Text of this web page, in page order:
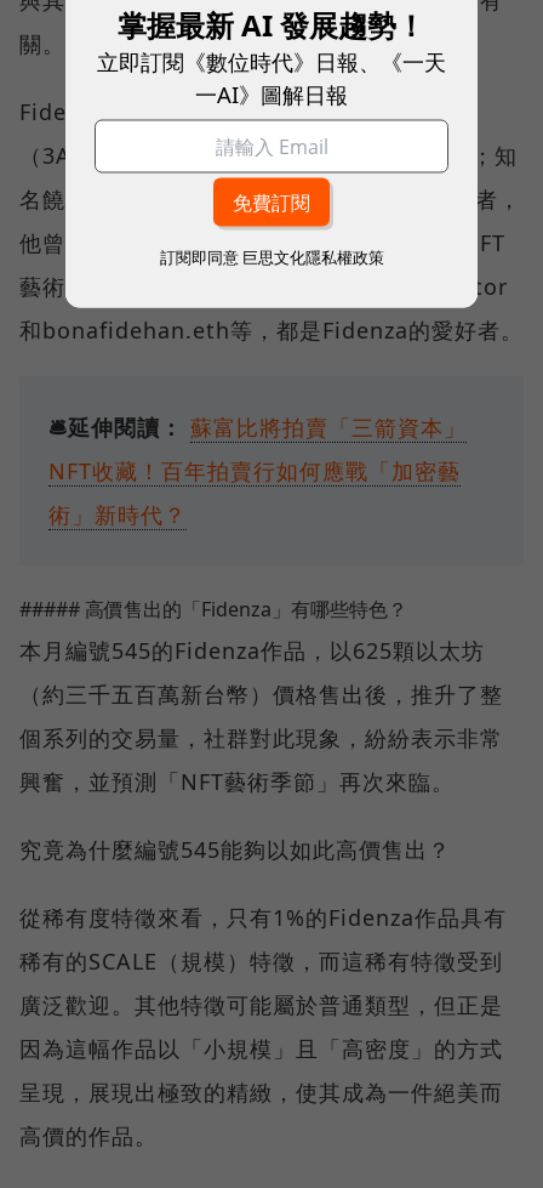
關。
Fidenza的收藏家包括去年被清算的三箭資本
（3AC），作品收藏中就有許多Fidenza作品；知
名饒舌歌手Snoop Dogg也是Fidenza的支持者，
他曾花費2.6億台幣購買Fidenza作品；許多NFT
藝術界的重要人物，如Punk6529、DCinvestor
和bonafidehan.eth等，都是Fidenza的愛好者。
🛎️延伸閱讀： 蘇富比將拍賣「三箭資本」
NFT收藏！百年拍賣行如何應戰「加密藝
術」新時代？
##### 高價售出的「Fidenza」有哪些特色？
本月編號545的Fidenza作品，以625顆以太坊
（約三千五百萬新台幣）價格售出後，推升了整
個系列的交易量，社群對此現象，紛紛表示非常
興奮，並預測「NFT藝術季節」再次來臨。
究竟為什麼編號545能夠以如此高價售出？
從稀有度特徵來看，只有1%的Fidenza作品具有
稀有的SCALE（規模）特徵，而這稀有特徵受到
廣泛歡迎。其他特徵可能屬於普通類型，但正是
因為這幅作品以「小規模」且「高密度」的方式
呈現，展現出極致的精緻，使其成為一件絕美而
高價的作品。
掌握最新 AI 發展趨勢！
立即訂閱《數位時代》日報、《一天
一AI》圖解日報
訂閱即同意 巨思文化隱私權政策